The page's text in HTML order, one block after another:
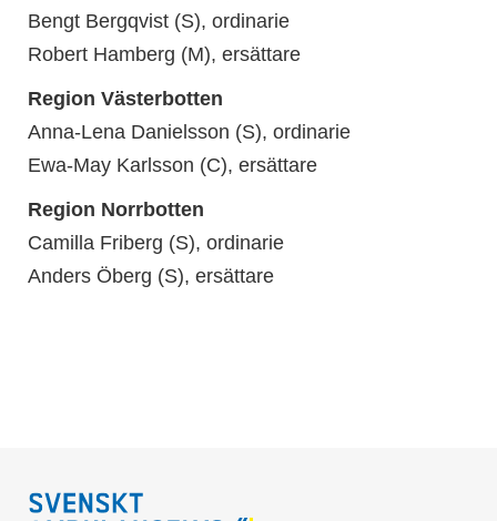
Bengt Bergqvist (S), ordinarie
Robert Hamberg (M), ersättare
Region Västerbotten
Anna-Lena Danielsson (S), ordinarie
Ewa-May Karlsson (C), ersättare
Region Norrbotten
Camilla Friberg (S), ordinarie
Anders Öberg (S), ersättare